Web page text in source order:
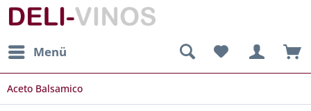
Menü
Aceto Balsamico